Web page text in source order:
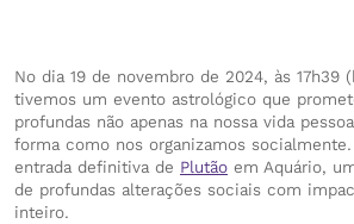
No dia 19 de novembro de 2024, às 17h39
tivemos um evento astrológico que
profundas não apenas na nossa vida
forma como nos organizamos
entrada definitiva de Plutão em Aquário,
de profundas alterações sociais com
inteiro.